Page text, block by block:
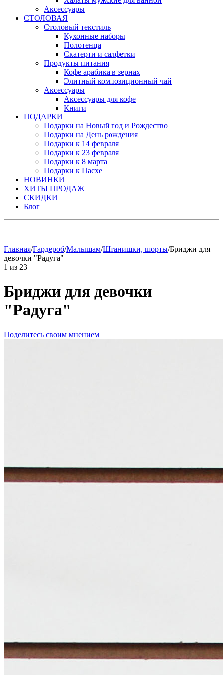
Аксессуары
СТОЛОВАЯ
Столовый текстиль
Кухонные наборы
Полотенца
Скатерти и салфетки
Продукты питания
Кофе арабика в зернах
Элитный композиционный чай
Аксессуары
Аксессуары для кофе
Книги
ПОДАРКИ
Подарки на Новый год и Рождество
Подарки на День рождения
Подарки к 14 февраля
Подарки к 23 февраля
Подарки к 8 марта
Подарки к Пасхе
НОВИНКИ
ХИТЫ ПРОДАЖ
СКИДКИ
Блог
Главная/Гардероб/Малышам/Штанишки, шорты/Бриджи для
девочки "Радуга"
1 из 23
Бриджи для девочки
"Радуга"
Поделитесь своим мнением